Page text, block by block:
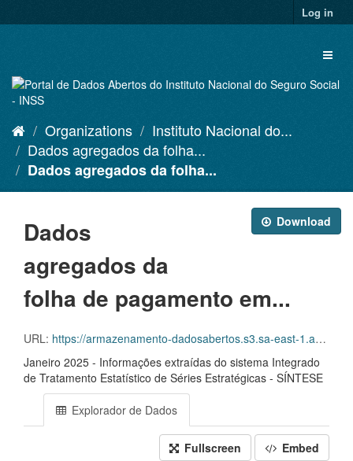
to
Log in
Organizations
Instituto Nacional do...
Dados agregados da folha...
Dados agregados da folha...
Download
Dados
agregados da
folha de pagamento em...
URL: https://armazenamento-dadosabertos.s3.sa-east-1.amazonaws.com/PDA_2023_2025/Grupos_de_dados/Dados+agregados+da+folha+de+pagamento+em+rela%C3%A7%C3%A3o+aos+benef%C3%ADcios+emitidos/p_benefemitidosespecieuo2022_20250218_093521.xlsx
Janeiro 2025 - Informações extraídas do sistema Integrado
de Tratamento Estatístico de Séries Estratégicas - SÍNTESE
Explorador de Dados
Fullscreen Embed